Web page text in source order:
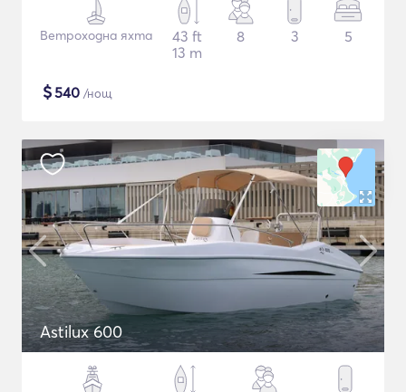
Ветроходна яхта
43 ft
13 m
8 3 5
$540 /нощ
Astilux 600